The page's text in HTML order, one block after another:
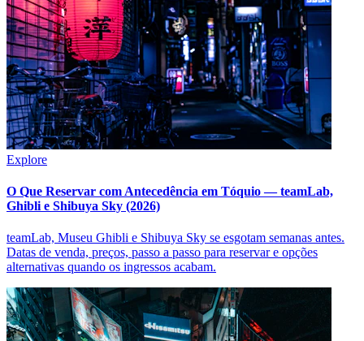
Explore
O Que Reservar com Antecedência em Tóquio — teamLab,
Ghibli e Shibuya Sky (2026)
teamLab, Museu Ghibli e Shibuya Sky se esgotam semanas antes.
Datas de venda, preços, passo a passo para reservar e opções
alternativas quando os ingressos acabam.